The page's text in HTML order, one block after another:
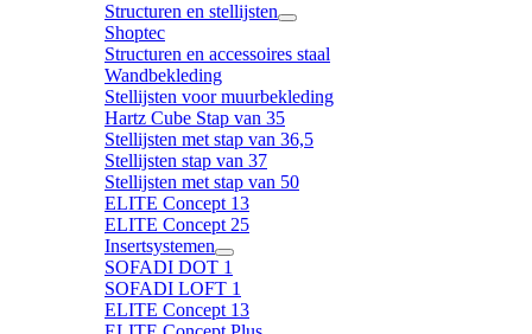
Structuren en stellijsten
Shoptec
Structuren en accessoires staal
Wandbekleding
Stellijsten voor muurbekleding
Hartz Cube Stap van 35
Stellijsten met stap van 36,5
Stellijsten stap van 37
Stellijsten met stap van 50
ELITE Concept 13
ELITE Concept 25
Insertsystemen
SOFADI DOT 1
SOFADI LOFT 1
ELITE Concept 13